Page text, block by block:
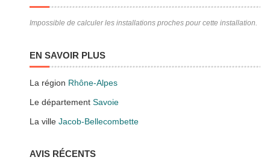
Impossible de calculer les installations proches pour cette installation.
EN SAVOIR PLUS
La région Rhône-Alpes
Le départementSavoie
La villeJacob-Bellecombette
AVIS RÉCENTS